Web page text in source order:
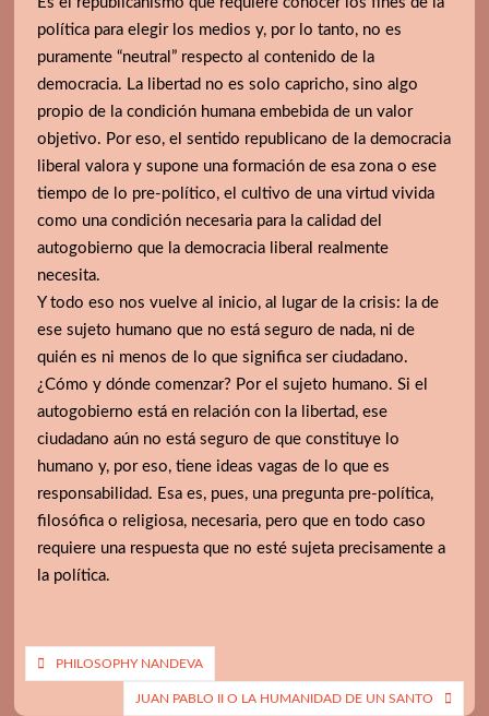
política para elegir los medios y, por lo tanto, no es
puramente “neutral” respecto al contenido de la
democracia. La libertad no es solo capricho, sino algo
propio de la condición humana embebida de un valor
objetivo. Por eso, el sentido republicano de la democracia
liberal valora y supone una formación de esa zona o ese
tiempo de lo pre-político, el cultivo de una virtud vivida
como una condición necesaria para la calidad del
autogobierno que la democracia liberal realmente
necesita.
Y todo eso nos vuelve al inicio, al lugar de la crisis: la de
ese sujeto humano que no está seguro de nada, ni de
quién es ni menos de lo que significa ser ciudadano.
¿Cómo y dónde comenzar? Por el sujeto humano. Si el
autogobierno está en relación con la libertad, ese
ciudadano aún no está seguro de que constituye lo
humano y, por eso, tiene ideas vagas de lo que es
responsabilidad. Esa es, pues, una pregunta pre-política,
filosófica o religiosa, necesaria, pero que en todo caso
requiere una respuesta que no esté sujeta precisamente a
la política.
Post
navigation
PHILOSOPHY NANDEVA
JUAN PABLO II O LA HUMANIDAD DE UN SANTO